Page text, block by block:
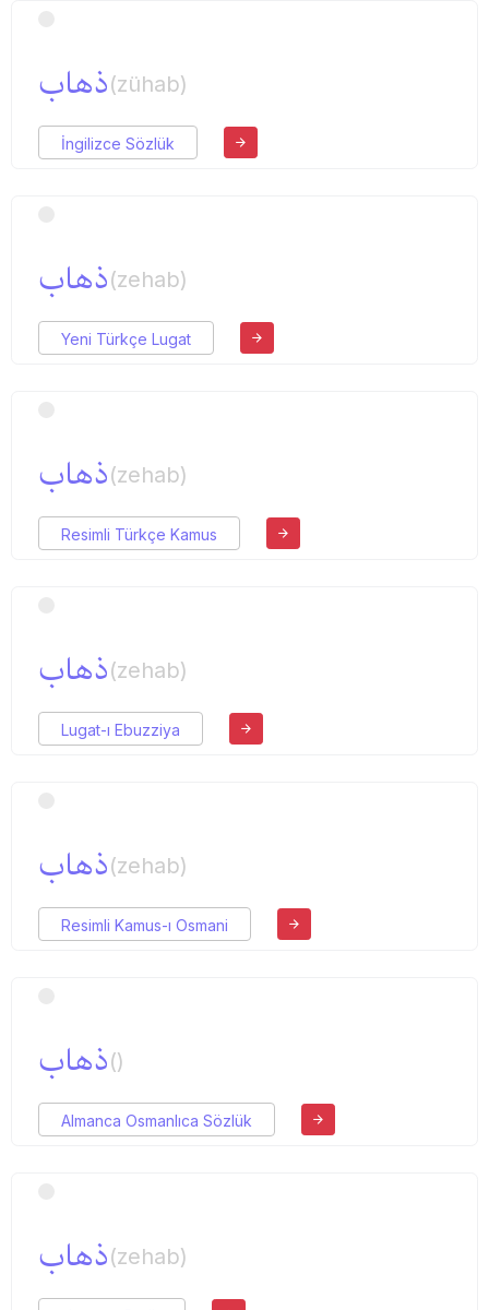
ذهاب(zühab)
İngilizce Sözlük
ذهاب(zehab)
Yeni Türkçe Lugat
ذهاب(zehab)
Resimli Türkçe Kamus
ذهاب(zehab)
Lugat-ı Ebuzziya
ذهاب(zehab)
Resimli Kamus-ı Osmani
ذهاب()
Almanca Osmanlıca Sözlük
ذهاب(zehab)